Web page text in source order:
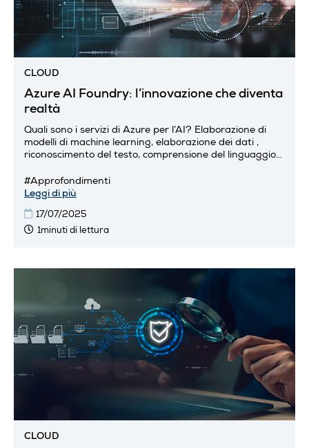
CLOUD
Azure AI Foundry: l’innovazione che diventa
realtà
Quali sono i servizi di Azure per l’AI? Elaborazione di
modelli di machine learning, elaborazione dei dati ,
riconoscimento del testo, comprensione del linguaggio
#Approfondimenti
Leggi di più
17/07/2025
1minuti di lettura
CLOUD